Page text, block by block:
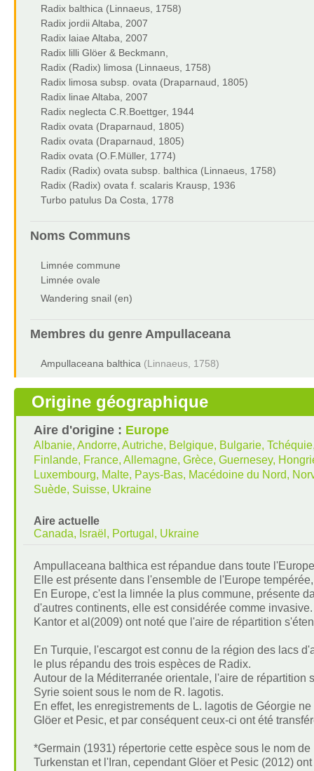
Radix balthica (Linnaeus, 1758)
Radix jordii Altaba, 2007
Radix laiae Altaba, 2007
Radix lilli Glöer & Beckmann,
Radix (Radix) limosa (Linnaeus, 1758)
Radix limosa subsp. ovata (Draparnaud, 1805)
Radix linae Altaba, 2007
Radix neglecta C.R.Boettger, 1944
Radix ovata (Draparnaud, 1805)
Radix ovata (Draparnaud, 1805)
Radix ovata (O.F.Müller, 1774)
Radix (Radix) ovata subsp. balthica (Linnaeus, 1758)
Radix (Radix) ovata f. scalaris Krausp, 1936
Turbo patulus Da Costa, 1778
Noms Communs
Limnée commune
Limnée ovale
Wandering snail (en)
Membres du genre Ampullaceana
Ampullaceana balthica (Linnaeus, 1758)
Origine géographique
Aire d'origine : Europe
Albanie, Andorre, Autriche, Belgique, Bulgarie,
Finlande, France, Allemagne, Grèce, Guernesey,
Luxembourg, Malte, Pays-Bas, Macédoine du Nord,
Suède, Suisse, Ukraine
Aire actuelle
Canada, Israël, Portugal, Ukraine
Ampullaceana balthica est répandue dans toute
Elle est présente dans l'ensemble de l'Europe
En Europe, c'est la limnée la plus commune, présente
d'autres continents, elle est considérée comme invasive.
Kantor et al(2009) ont noté que l'aire de répartition
En Turquie, l'escargot est connu de la région des lacs
le plus répandu des trois espèces de Radix.
Autour de la Méditerranée orientale, l'aire de
Syrie soient sous le nom de R. lagotis.
En effet, les enregistrements de L. lagotis de Géorgie
Glöer et Pesic, et par conséquent ceux-ci ont été
*Germain (1931) répertorie cette espèce sous le nom
Turkenstan et l'Iran, cependant Glöer et Pesic (2012)